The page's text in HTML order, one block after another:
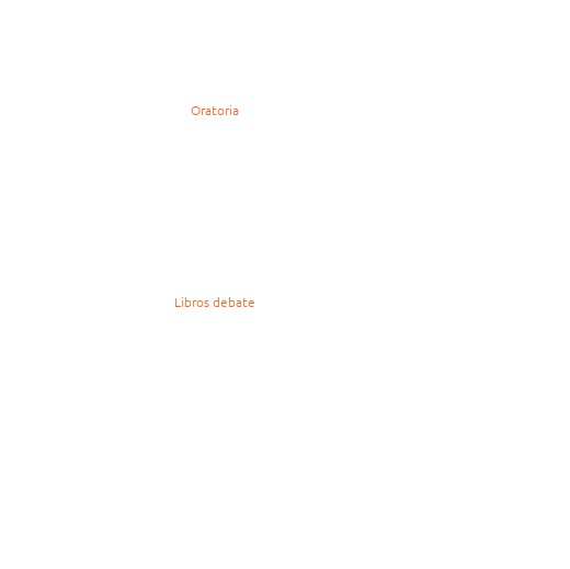
Oratoria
Libros debate